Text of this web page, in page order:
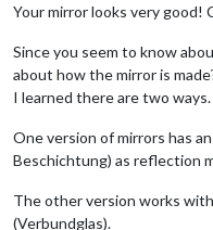
Your mirror looks very good!
Since you seem to know
about how the mirror is
I learned there are two ways.
One version of mirrors has
Beschichtung) as reflection
The other version works
(Verbundglas).